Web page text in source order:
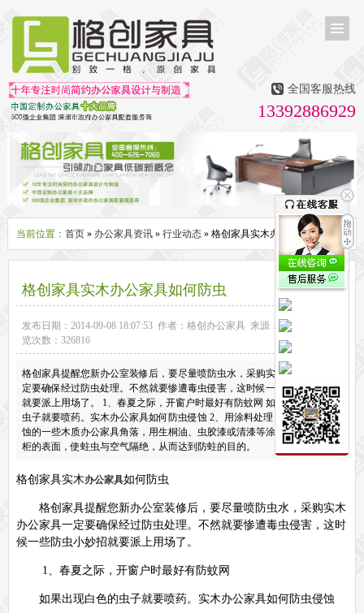
首页
茶台茶桌
多媒体会议室家具
办公屏风隔断系列
办公屏风卡位
高隔断墙 折叠屏风
组合职员台
办公桌系列
经理办公桌
会议桌
办公椅系列
办公沙发|茶几系列
文件柜系列
保密文件柜
前台接待系列
前台
接待家具
培训家具系列
公共区域家具系列
高铁车站候车椅
酒店公寓家具
他们正在使用格创家具
无纸化会议系统案例
办公家具案例
办公家具资讯
行业动态 家具常识 荣誉资质 客户见证
常见问题
全国客服热线
13392886929
当前位置： 首页» 办公家具资讯» 行业动态» 格创家具实木办公家具如何防虫
格创家具实木办公家具如何防虫
发布日期：2014-09-08 18:07:53 作者：格创办公家具 来源：格创家具 浏
览次数：326816
格创家具提醒您新办公室装修后，要尽量喷防虫水，采购实木办公家具一
定要确保经过防虫处理。不然就要惨遭毒虫侵害，这时候一些防虫小妙招
就要派上用场了。 1、春夏之际，开窗户时最好有防蚊网 如果出现白色的
虫子就要喷药。实木办公家具如何防虫侵蚀 2、用涂料处理 对尚未被虫蛀
蚀的一些木质办公家具角落，用生桐油、虫胶漆或清漆等涂料刷办公文件
柜的表面，使蛀虫与空气隔绝，从而达到防蛀的目的。
格创家具实木办公家具如何防虫
格创家具提醒您新办公室装修后，要尽量喷防虫水，采购实木
办公家具一定要确保经过防虫处理。不然就要惨遭毒虫侵害，这时
候一些防虫小妙招就要派上用场了。
1 、春夏之际，开窗户时最好有防蚊网
如果出现白色的虫子就要喷药。实木办公家具如何防虫侵蚀